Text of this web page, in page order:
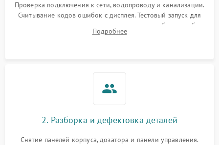
Проверка подключения к сети, водопроводу и канализации.
Считывание кодов ошибок с дисплея. Тестовый запуск для
выявления посторонних шумов, протечек или сбоев в работе
электронного модуля управления.
Подробнее
2. Разборка и дефектовка деталей
Снятие панелей корпуса, дозатора и панели управления.